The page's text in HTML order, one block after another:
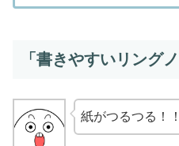
「書きやすいリング
紙がつるつる！！